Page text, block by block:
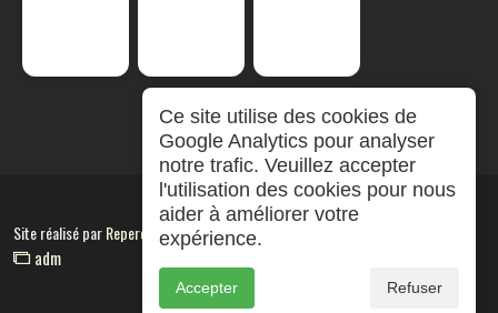
Site réalisé parRepereCom
adm
Ce site utilise des cookies de
Google Analytics pour analyser
notre trafic. Veuillez accepter
l'utilisation des cookies pour nous
aider à améliorer votre
expérience.
Accepter Refuser